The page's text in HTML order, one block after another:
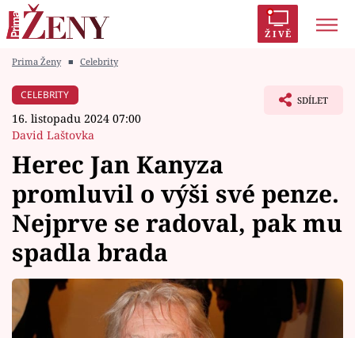
ŽIVĚ
Módní alarm
Témata
Celebrity
Vztahy
Seriály
Prima Ženy ■ Celebrity
CELEBRITY
16. listopadu 2024 07:00
David Laštovka
SDÍLET
Herec Jan Kanyza
promluvil o výši své penze.
Nejprve se radoval, pak mu
spadla brada